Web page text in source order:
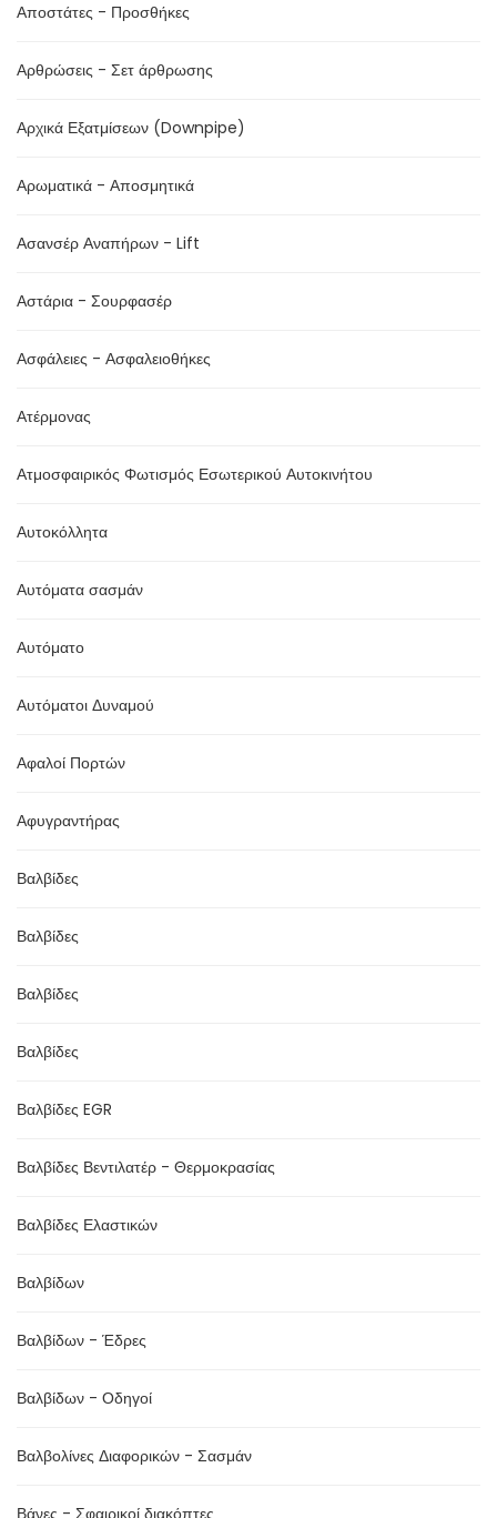
Αποστάτες - Προσθήκες
Αρθρώσεις - Σετ άρθρωσης
Αρχικά Εξατμίσεων (Downpipe)
Αρωματικά - Αποσμητικά
Ασανσέρ Αναπήρων - Lift
Αστάρια - Σουρφασέρ
Ασφάλειες - Ασφαλειοθήκες
Ατέρμονας
Ατμοσφαιρικός Φωτισμός Εσωτερικού Αυτοκινήτου
Αυτοκόλλητα
Αυτόματα σασμάν
Αυτόματο
Αυτόματοι Δυναμού
Αφαλοί Πορτών
Αφυγραντήρας
Βαλβίδες
Βαλβίδες
Βαλβίδες
Βαλβίδες
Βαλβίδες EGR
Βαλβίδες Βεντιλατέρ - Θερμοκρασίας
Βαλβίδες Ελαστικών
Βαλβίδων
Βαλβίδων - Έδρες
Βαλβίδων - Οδηγοί
Βαλβολίνες Διαφορικών - Σασμάν
Βάνες - Σφαιρικοί διακόπτες